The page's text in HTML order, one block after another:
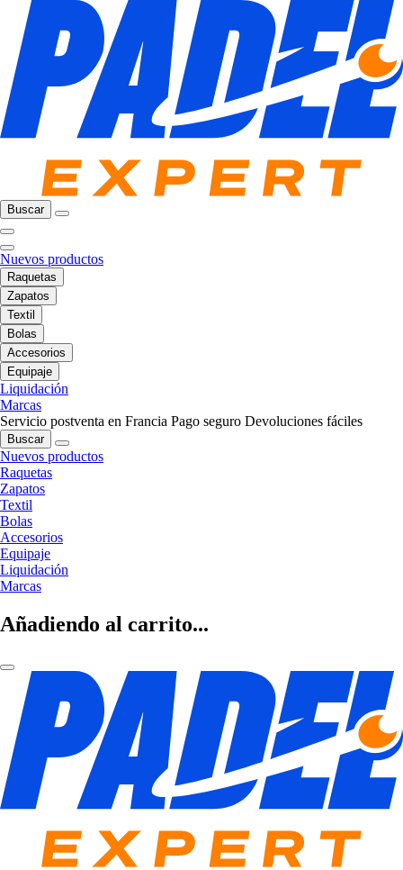
Buscar
Nuevos productos
Raquetas
Zapatos
Textil
Bolas
Accesorios
Equipaje
Liquidación
Marcas
Servicio postventa en Francia Pago seguro Devoluciones fáciles
Buscar
Nuevos productos
Raquetas
Zapatos
Textil
Bolas
Accesorios
Equipaje
Liquidación
Marcas
Añadiendo al carrito...